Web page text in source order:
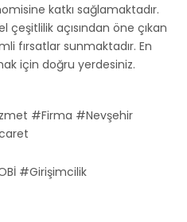
katkı sağlamaktadır.
çeşitlilik açısından öne çıkan
fırsatlar sunmaktadır. En
için doğru yerdesiniz.
#Firma #Nevşehir
#Girişimcilik